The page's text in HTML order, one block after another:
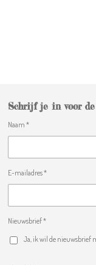
Schrijf je in voor
Naam *
E-mailadres *
Nieuwsbrief *
Ja, ik wil de nieuwsbrief